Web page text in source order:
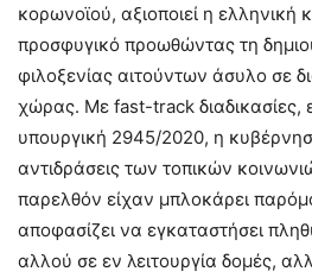
κορωνοϊού, αξιοποιεί η ελληνική
προσφυγικό προωθώντας τη
φιλοξενίας αιτούντων άσυλο σε
χώρας. Με fast-track διαδικασίες,
υπουργική 2945/2020, η
αντιδράσεις των τοπικών
παρελθόν είχαν μπλοκάρει
αποφασίζει να εγκαταστήσει
αλλού σε εν λειτουργία δομές,